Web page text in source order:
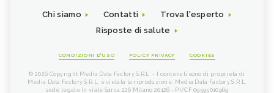
Chi siamo Contatti
Trova l'esperto
Risposte di salute
CONDIZIONI D'USO POLICY PRIVACY COOKIES
© 2026 Copyright Media Data Factory S.R.L. - I contenuti sono di proprietà di
Media Data Factory S.R.L, è vietata la riproduzione. Media Data Factory S.R.L.
sede legale in viale Sarca 226 Milano 20126 - PI/CF 09595010969